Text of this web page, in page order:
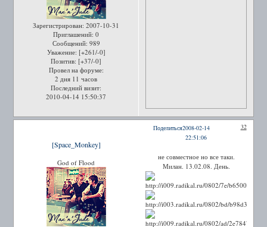
Зарегистрирован: 2007-10-31
Приглашений: 0
Сообщений: 989
Уважение: [+261/-0]
Позитив: [+37/-0]
Провел на форуме:
2 дня 11 часов
Последний визит:
2010-04-14 15:50:37
Поделиться 32
2008-02-14
22:51:06
[Space_Monkey]
God of Flood
не совместное но все таки.
Милан. 13.02.08. День.